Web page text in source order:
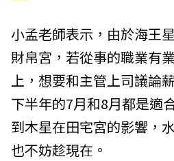
小孟老師表示，由於海王
財帛宮，若從事的職業有
上，想要和主管上司議論
下半年的7月和8月都是適
到木星在田宅宮的影響，
也不妨趁現在。